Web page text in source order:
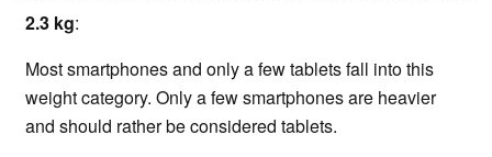
2.3 kg:
Most smartphones and only a few tablets fall into this
weight category. Only a few smartphones are heavier
and should rather be considered tablets.